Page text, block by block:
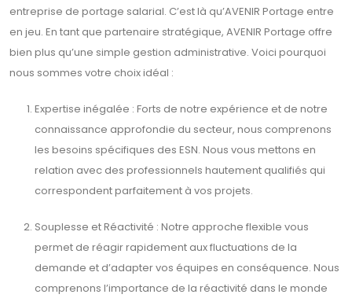
entreprise de portage salarial. C’est là qu’AVENIR Portage entre
en jeu. En tant que partenaire stratégique, AVENIR Portage offre
bien plus qu’une simple gestion administrative. Voici pourquoi
nous sommes votre choix idéal :
Expertise inégalée : Forts de notre expérience et de notre
connaissance approfondie du secteur, nous comprenons
les besoins spécifiques des ESN. Nous vous mettons en
relation avec des professionnels hautement qualifiés qui
correspondent parfaitement à vos projets.
Souplesse et Réactivité : Notre approche flexible vous
permet de réagir rapidement aux fluctuations de la
demande et d’adapter vos équipes en conséquence. Nous
comprenons l’importance de la réactivité dans le monde